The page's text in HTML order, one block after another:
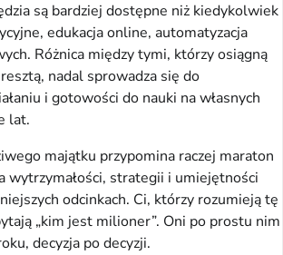
są bardziej dostępne niż kiedykolwiek
edukacja online, automatyzacja
Różnica między tymi, którzy osiągną
nadal sprowadza się do
i gotowości do nauki na własnych
lat.
majątku przypomina raczej maraton
wytrzymałości, strategii i umiejętności
odcinkach. Ci, którzy rozumieją tę
„kim jest milioner”. Oni po prostu nim
decyzja po decyzji.